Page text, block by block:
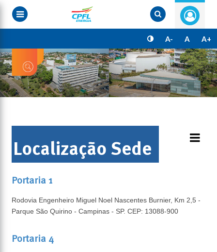
Pular
para
A- A A+
Localização Sede
Portaria 1
Rodovia Engenheiro Miguel Noel Nascentes Burnier, Km 2,5 -
Parque São Quirino - Campinas - SP. CEP: 13088-900
Portaria 4